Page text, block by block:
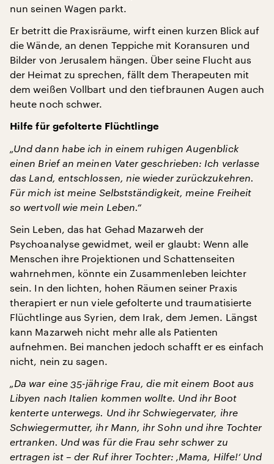
nun seinen Wagen parkt.
Er betritt die Praxisräume, wirft einen kurzen Blick auf
die Wände, an denen Teppiche mit Koransuren und
Bilder von Jerusalem hängen. Über seine Flucht aus
der Heimat zu sprechen, fällt dem Therapeuten mit
dem weißen Vollbart und den tiefbraunen Augen auch
heute noch schwer.
Hilfe für gefolterte Flüchtlinge
„Und dann habe ich in einem ruhigen Augenblick
einen Brief an meinen Vater geschrieben: Ich verlasse
das Land, entschlossen, nie wieder zurückzukehren.
Für mich ist meine Selbstständigkeit, meine Freiheit
so wertvoll wie mein Leben.“
Sein Leben, das hat Gehad Mazarweh der
Psychoanalyse gewidmet, weil er glaubt: Wenn alle
Menschen ihre Projektionen und Schattenseiten
wahrnehmen, könnte ein Zusammenleben leichter
sein. In den lichten, hohen Räumen seiner Praxis
therapiert er nun viele gefolterte und traumatisierte
Flüchtlinge aus Syrien, dem Irak, dem Jemen. Längst
kann Mazarweh nicht mehr alle als Patienten
aufnehmen. Bei manchen jedoch schafft er es einfach
nicht, nein zu sagen.
„Da war eine 35-jährige Frau, die mit einem Boot aus
Libyen nach Italien kommen wollte. Und ihr Boot
kenterte unterwegs. Und ihr Schwiegervater, ihre
Schwiegermutter, ihr Mann, ihr Sohn und ihre Tochter
ertranken. Und was für die Frau sehr schwer zu
ertragen ist – der Ruf ihrer Tochter: ‚Mama, Hilfe!‘ Und